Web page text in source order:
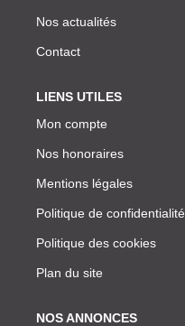
Nos actualités
Contact
LIENS UTILES
Mon compte
Nos honoraires
Mentions légales
Politique de confidentialité
Politique des cookies
Plan du site
NOS ANNONCES